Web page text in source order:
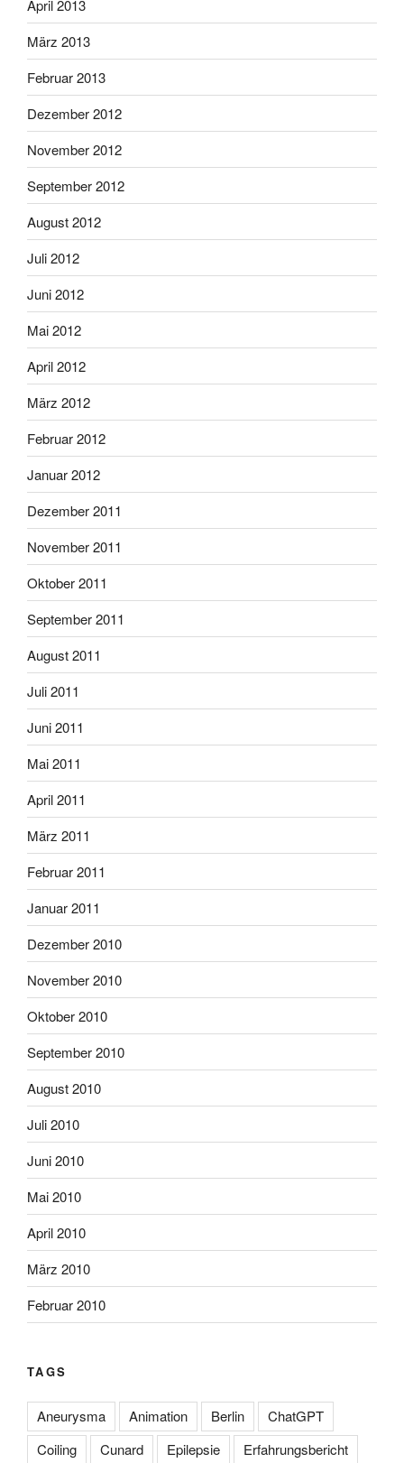
April 2013
März 2013
Februar 2013
Dezember 2012
November 2012
September 2012
August 2012
Juli 2012
Juni 2012
Mai 2012
April 2012
März 2012
Februar 2012
Januar 2012
Dezember 2011
November 2011
Oktober 2011
September 2011
August 2011
Juli 2011
Juni 2011
Mai 2011
April 2011
März 2011
Februar 2011
Januar 2011
Dezember 2010
November 2010
Oktober 2010
September 2010
August 2010
Juli 2010
Juni 2010
Mai 2010
April 2010
März 2010
Februar 2010
TAGS
Aneurysma Animation Berlin
ChatGPT
Coiling
Cunard Epilepsie
Erfahrungsbericht